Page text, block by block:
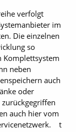
verfolgt
im
Die einzelnen
so
Komplettsystem
neben
auch
oder
auch hier vom
t